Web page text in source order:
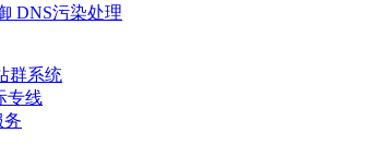
DNS污染处理
群系统
专线
务